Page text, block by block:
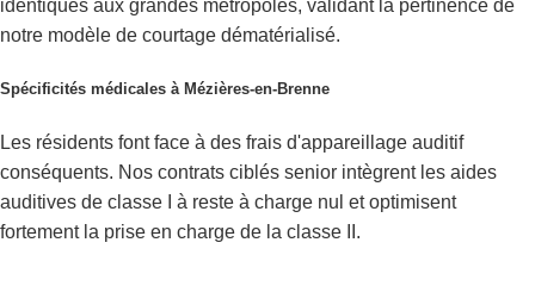
identiques aux grandes métropoles, validant la pertinence de
notre modèle de courtage dématérialisé.
Spécificités médicales à Mézières-en-Brenne
Les résidents font face à des frais d'appareillage auditif
conséquents. Nos contrats ciblés senior intègrent les aides
auditives de classe I à reste à charge nul et optimisent
fortement la prise en charge de la classe II.